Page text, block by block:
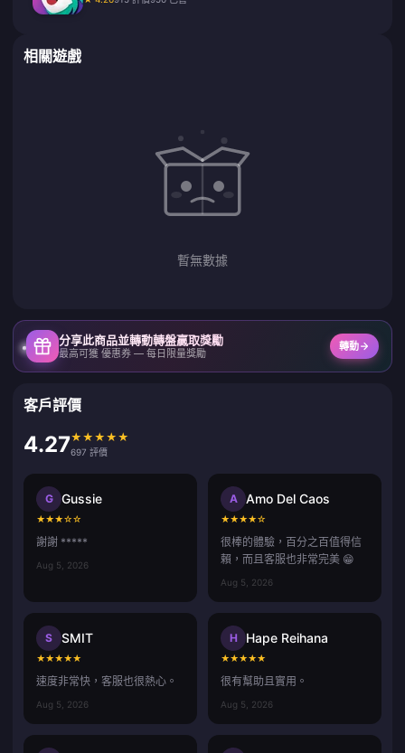
相關遊戲
暫無數據
分享此商品並轉動轉盤贏取獎勵
最高可獲 優惠券 — 每日限量獎勵
轉動
客戶評價
4.27★ ★ ★ ★ ★
697 評價
G Gussie
★★★☆☆
謝謝 *****
Aug 5, 2026
A Amo Del Caos
★★★★☆
很棒的體驗，百分之百值得信
賴，而且客服也非常完美 😁
Aug 5, 2026
S SMIT
★★★★★
速度非常快，客服也很熱心。
Aug 5, 2026
H Hape Reihana
★★★★★
很有幫助且實用。
Aug 5, 2026